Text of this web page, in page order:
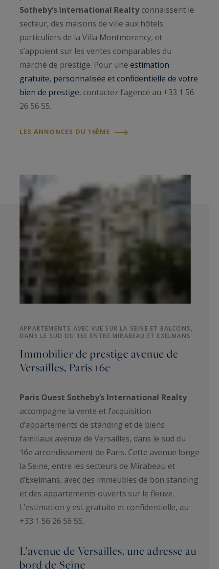
Sotheby’s International Realtyconnaissent le
secteur, des maisons de ville aux hôtels
particuliers de la Villa Montmorency, et
s’appuient sur les ventes comparables du
marché de prestige. Pour une estimation
gratuite, personnalisée et confidentielle de votre
bien de prestige, contactez l’agence au +33 1 56
26 56 55.
LES ANNONCES DU 16ÈME
APPARTEMENTS AVEC VUE SUR LA SEINE ET BALCONS,
DANS LE SUD DU 16E ENTRE MIRABEAU ET EXELMANS
Immobilier de prestige avenue de
Versailles, Paris 16e
Paris Ouest Sotheby’s International Realty
accompagne la vente et l’acquisition
d’appartements de standing et de biens
familiaux avenue de Versailles, dans le sud du
16e arrondissement de Paris. Cette avenue longe
la Seine, entre les secteurs de Mirabeau et
d’Exelmans, avec des immeubles de bon standing
et des appartements ouverts sur le fleuve.
L’estimation y est gratuite et confidentielle, au
+33 1 56 26 56 55.
L’avenue de Versailles, une adresse au
bord de Seine